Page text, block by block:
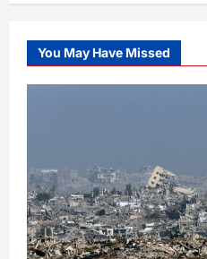
You May Have Missed